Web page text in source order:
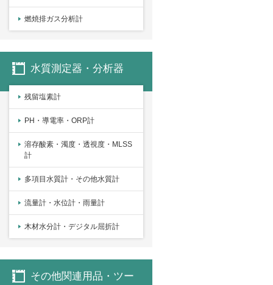
燃焼排ガス分析計
水質測定器・分析器
残留塩素計
PH・導電率・ORP計
溶存酸素・濁度・透視度・MLSS
計
多項目水質計・その他水質計
流量計・水位計・雨量計
木材水分計・デジタル屈折計
その他関連用品・ツー